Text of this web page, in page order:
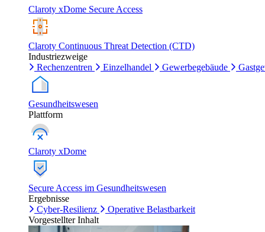
Claroty xDome Secure Access
Claroty Continuous Threat Detection (CTD)
Industriezweige
Rechenzentren
Einzelhandel Gewerbegebäude
Gesundheitswesen
Plattform
Claroty xDome
Secure Access im Gesundheitswesen
Ergebnisse
Cyber-Resilienz
Operative Belastbarkeit
Vorgestellter Inhalt